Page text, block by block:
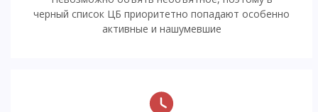
черный список ЦБ приоритетно попадают особенно
активные и нашумевшие